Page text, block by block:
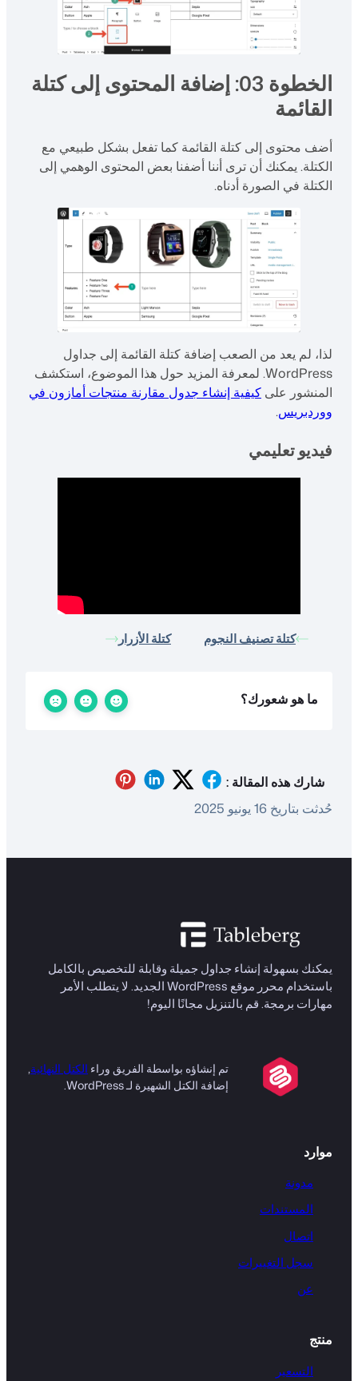
الخطوة 03: إضافة المحتوى إلى كتلة
القائمة
أضف محتوى إلى كتلة القائمة كما تفعل بشكل طبيعي مع
الكتلة. يمكنك أن ترى أننا أضفنا بعض المحتوى الوهمي إلى
الكتلة في الصورة أدناه.
لذا، لم يعد من الصعب إضافة كتلة القائمة إلى جداول
WordPress. لمعرفة المزيد حول هذا الموضوع، استكشف
المنشور على كيفية إنشاء جدول مقارنة منتجات أمازون في
ووردبريس.
فيديو تعليمي
كتلة تصنيف النجوم كتلة الأزرار
ما هو شعورك؟
شارك هذه المقالة :
حُدثت بتاريخ 16 يونيو 2025
يمكنك بسهولة إنشاء جداول جميلة وقابلة للتخصيص بالكامل
باستخدام محرر موقع WordPress الجديد. لا يتطلب الأمر
مهارات برمجة. قم بالتنزيل مجانًا اليوم!
تم إنشاؤه بواسطة الفريق وراء الكتل النهائية,
إضافة الكتل الشهيرة لـ WordPress.
موارد
مدونة
المستندات
اتصال
سجل التغييرات
عن
منتج
التسعير